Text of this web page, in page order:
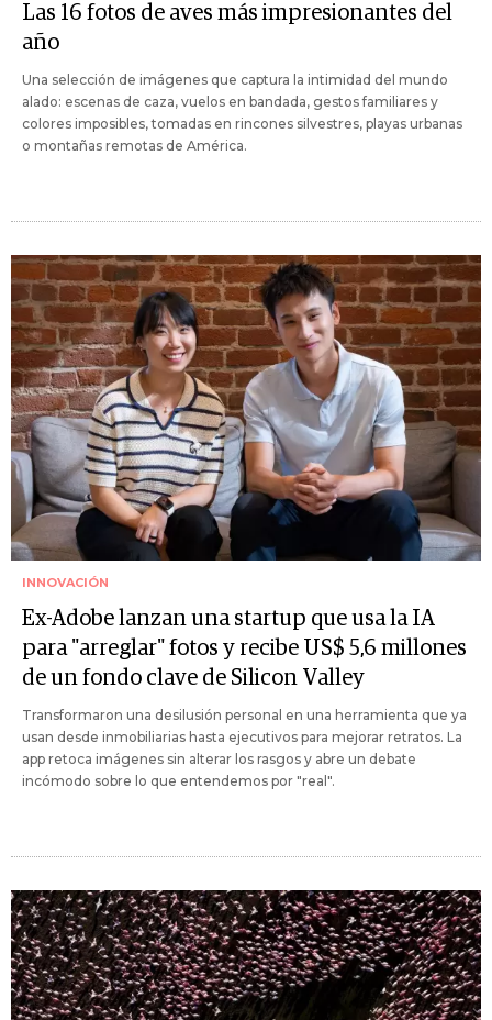
Las 16 fotos de aves más impresionantes del
año
Una selección de imágenes que captura la intimidad del mundo
alado: escenas de caza, vuelos en bandada, gestos familiares y
colores imposibles, tomadas en rincones silvestres, playas urbanas
o montañas remotas de América.
INNOVACIÓN
Ex-Adobe lanzan una startup que usa la IA
para "arreglar" fotos y recibe US$ 5,6 millones
de un fondo clave de Silicon Valley
Transformaron una desilusión personal en una herramienta que ya
usan desde inmobiliarias hasta ejecutivos para mejorar retratos. La
app retoca imágenes sin alterar los rasgos y abre un debate
incómodo sobre lo que entendemos por "real".